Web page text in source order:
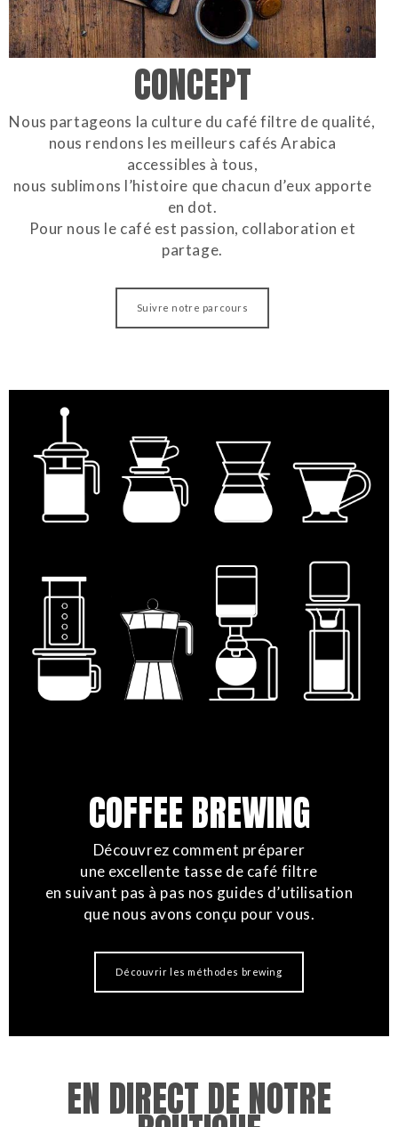
CONCEPT
Nous partageons la culture du café filtre de qualité,
nous rendons les meilleurs cafés Arabica
accessibles à tous,
nous sublimons l’histoire que chacun d’eux apporte
en dot.
Pour nous le café est passion, collaboration et
partage.
Suivre notre parcours
COFFEE BREWING
Découvrez comment préparer
une excellente tasse de café filtre
en suivant pas à pas nos guides d’utilisation
que nous avons conçu pour vous.
Découvrir les méthodes brewing
EN DIRECT DE NOTRE